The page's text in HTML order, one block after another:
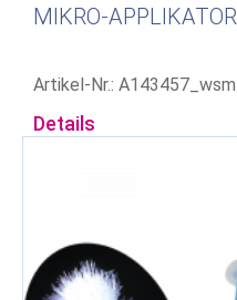
MIKRO-
Artikel-Nr.: A143457_wsm
Details